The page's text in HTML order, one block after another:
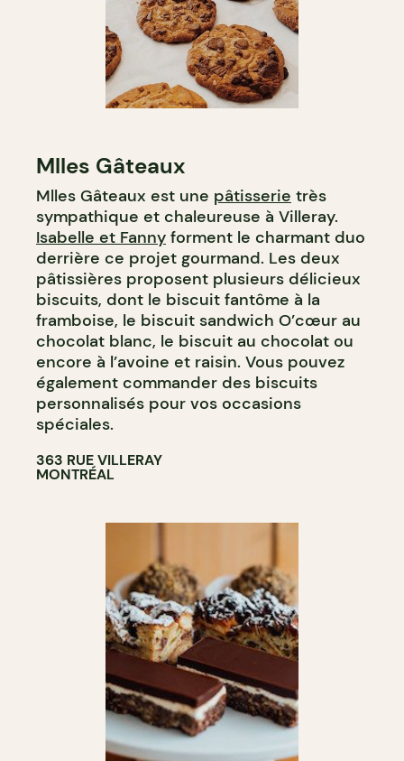
Mlles Gâteaux
Mlles Gâteaux est une pâtisserie très
sympathique et chaleureuse à Villeray.
Isabelle et Fanny forment le charmant duo
derrière ce projet gourmand. Les deux
pâtissières proposent plusieurs délicieux
biscuits, dont le biscuit fantôme à la
framboise, le biscuit sandwich O’cœur au
chocolat blanc, le biscuit au chocolat ou
encore à l’avoine et raisin. Vous pouvez
également commander des biscuits
personnalisés pour vos occasions
spéciales.
363 RUE VILLERAY
MONTRÉAL